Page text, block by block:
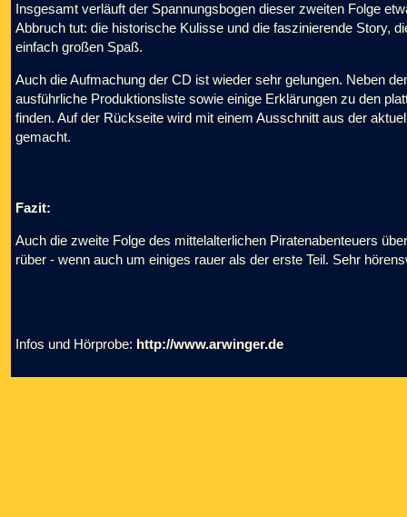
Insgesamt verläuft der Spannungsbogen dieser zweiten Folge
Abbruch tut: die historische Kulisse und die faszinierende Story,
einfach großen Spaß.
Auch die Aufmachung der CD ist wieder sehr gelungen. Neben
ausführliche Produktionsliste sowie einige Erklärungen zu den
finden. Auf der Rückseite wird mit einem Ausschnitt aus der
gemacht.
Fazit:
Auch die zweite Folge des mittelalterlichen Piratenabenteuers
rüber - wenn auch um einiges rauer als der erste Teil. Sehr
Infos und Hörprobe: http://www.arwinger.de